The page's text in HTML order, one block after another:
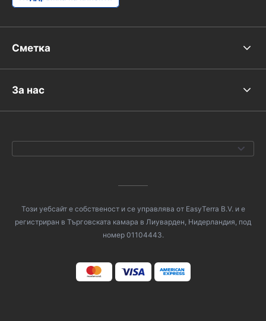
Сметка
За нас
Този уебсайт е собственост и се управлява от EasyTerra B.V. и е
регистриран в Търговската камара в Лиуварден, Нидерландия, под
номер 01104443.